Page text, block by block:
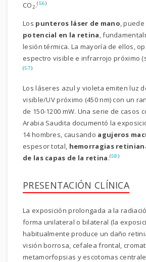
CO2.(56)
Los punteros láser de mano,
potencial en la retina,
lesión térmica. La mayoría de ellos,
espectro visible e infrarrojo próximo
(57)
Los láseres azul y violeta emiten luz
visible/UV próximo (450 nm) con un
de 150-1200 mW. Una serie de casos
Arabia Saudita documentó la
14 hombres, causando agujeros
espesor total, hemorragias
de las capas de la retina.(58 )
PRESENTACIÓN CLÍNICA
La exposición prolongada a la
forma unilateral o bilateral (la
habitualmente produce un daño
visión borrosa, cefalea frontal,
metamorfopsias y escotomas